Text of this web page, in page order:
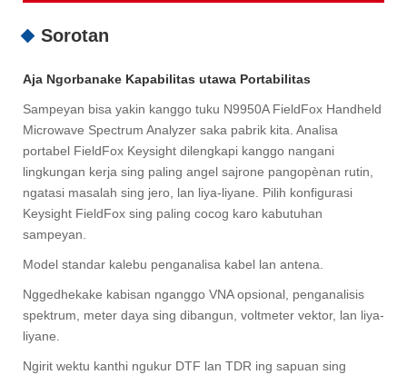
Sorotan
Aja Ngorbanake Kapabilitas utawa Portabilitas
Sampeyan bisa yakin kanggo tuku N9950A FieldFox Handheld
Microwave Spectrum Analyzer saka pabrik kita. Analisa
portabel FieldFox Keysight dilengkapi kanggo nangani
lingkungan kerja sing paling angel sajrone pangopènan rutin,
ngatasi masalah sing jero, lan liya-liyane. Pilih konfigurasi
Keysight FieldFox sing paling cocog karo kabutuhan
sampeyan.
Model standar kalebu penganalisa kabel lan antena.
Nggedhekake kabisan nganggo VNA opsional, penganalisis
spektrum, meter daya sing dibangun, voltmeter vektor, lan liya-
liyane.
Ngirit wektu kanthi ngukur DTF lan TDR ing sapuan sing